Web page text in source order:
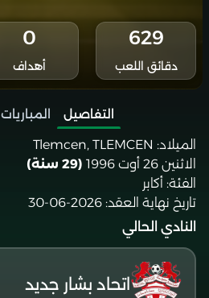
629
دقائق اللعب
0
أهداف
التفاصيل المباريات
الميلاد: Tlemcen, TLEMCEN
الاثنين 26 أوت 1996
(29 سنة)
الفئة: أكابر
تاريخ نهاية العقد: 2026-06-30
النادي الحالي
اتحاد بشار جديد